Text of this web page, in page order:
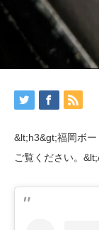
&lt;h3&gt;福岡ボ
ご覧ください。